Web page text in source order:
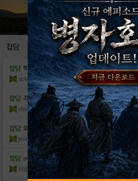
[가이드] 캐릭터 소개 - 어밴던
[가이드] 캐릭터 소개 영상
잡담
잡담 먹없고 오럐된곳 찾아요 (사롕가능O ) 처음..
snknks 조회수:2 | 25.01.02
잡담 각종 게임 계정 sns계정 구매 합니다
dswrf 조회수:22 | 23.09.17
잡담 와일드버스터 계정 구매 합니다
jin4455 조회수:28 | 23.09.10
잡담 ✅ 오버워치2 강의 및 각종계정판매/매입전문 ..
바코드가이드 조회수:53 | 23.06.03